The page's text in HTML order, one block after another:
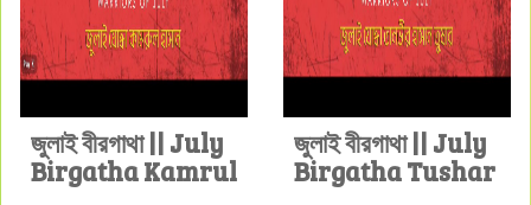
জুলাই বীরগাথা || July
Birgatha Kamrul
জুলাই বীরগাথা || July
Birgatha Tushar